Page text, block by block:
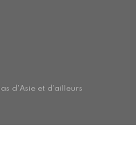
d'Asie et d'ailleurs